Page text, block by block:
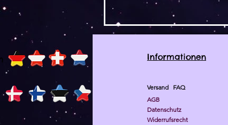
Informationen
Versand FAQ
AGB
Datenschutz
Widerrufsrecht